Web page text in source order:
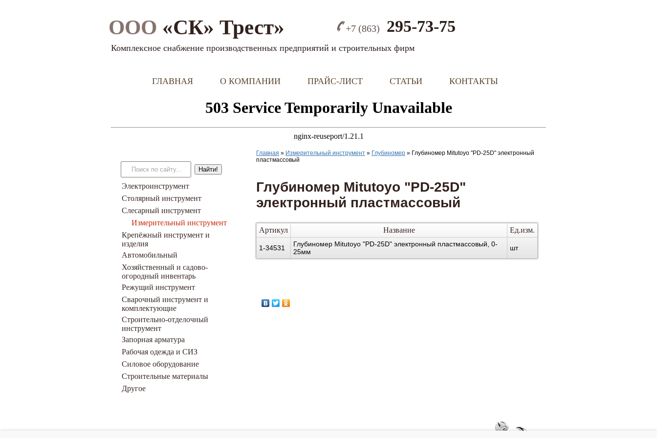
ООО «СК» Трест»
Комплексное снабжение производственных предприятий и строительных фирм
+7 (863) 295-73-75
ГЛАВНАЯ О КОМПАНИИ ПРАЙС-ЛИСТ СТАТЬИ КОНТАКТЫ
Электроинструмент
Столярный инструмент
Слесарный инструмент
Измерительный инструмент
Крепёжный инструмент и
изделия
Автомобильный
Хозяйственный и садово-
огородный инвентарь
Режущий инструмент
Сварочный инструмент и
комплектующие
Строительно-отделочный
инструмент
Запорная арматура
Рабочая одежда и СИЗ
Силовое оборудование
Строительные материалы
Другое
Главная » Измерительный инструмент » Глубиномер » Глубиномер Mitutoyo "PD-25D" электронный
пластмассовый
Глубиномер Mitutoyo "PD-25D"
электронный пластмассовый
Артикул Название Ед.изм.
1-34531
Глубиномер Mitutoyo "PD-25D" электронный пластмассовый, 0-
25мм
шт